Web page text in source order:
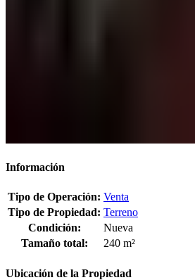
Información
Tipo de Operación: Venta
Tipo de Propiedad: Terreno
Condición:
Nueva
Tamaño total:
240 m²
Ubicación de la Propiedad